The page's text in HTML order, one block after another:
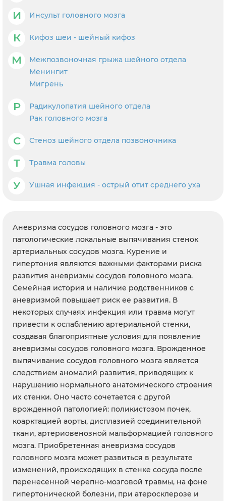
И Инсульт головного мозга
К Кифоз шеи - шейный кифоз
М
Межпозвоночная грыжа шейного отдела
Менингит
Мигрень
Р
Радикулопатия шейного отдела
Рак головного мозга
С Стеноз шейного отдела позвоночника
Т Травма головы
У Ушная инфекция - острый отит среднего уха
Аневризма сосудов головного мозга - это
патологические локальные выпячивания стенок
артериальных сосудов мозга. Курение и
гипертония являются важными факторами риска
развития аневризмы сосудов головного мозга.
Семейная история и наличие родственников с
аневризмой повышает риск ее развития. В
некоторых случаях инфекция или травма могут
привести к ослаблению артериальной стенки,
создавая благоприятные условия для появление
аневризмы сосудов головного мозга. Врожденное
выпячивание сосудов головного мозга является
следствием аномалий развития, приводящих к
нарушению нормального анатомического строения
их стенки. Оно часто сочетается с другой
врожденной патологией: поликистозом почек,
коарктацией аорты, дисплазией соединительной
ткани, артериовенозной мальформацией головного
мозга. Приобретенная аневризма сосудов
головного мозга может развиться в результате
изменений, происходящих в стенке сосуда после
перенесенной черепно-мозговой травмы, на фоне
гипертонической болезни, при атеросклерозе и